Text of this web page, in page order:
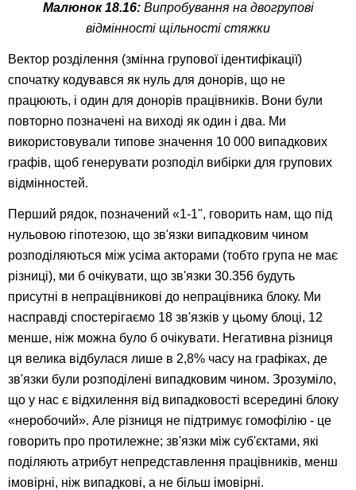
Малюнок 18.16: Випробування на двогрупові
відмінності щільності стяжки
Вектор розділення (змінна групової ідентифікації)
спочатку кодувався як нуль для донорів, що не
працюють, і один для донорів працівників. Вони були
повторно позначені на виході як один і два. Ми
використовували типове значення 10 000 випадкових
графів, щоб генерувати розподіл вибірки для групових
відмінностей.
Перший рядок, позначений «1-1", говорить нам, що під
нульовою гіпотезою, що зв'язки випадковим чином
розподіляються між усіма акторами (тобто група не має
різниці), ми б очікувати, що зв'язки 30.356 будуть
присутні в непрацівникові до непрацівника блоку. Ми
насправді спостерігаємо 18 зв'язків у цьому блоці, 12
менше, ніж можна було б очікувати. Негативна різниця
ця велика відбулася лише в 2,8% часу на графіках, де
зв'язки були розподілені випадковим чином. Зрозуміло,
що у нас є відхилення від випадковості всередині блоку
«неробочий». Але різниця не підтримує гомофілію - це
говорить про протилежне; зв'язки між суб'єктами, які
поділяють атрибут непредставлення працівників, менш
імовірні, ніж випадкові, а не більш імовірні.